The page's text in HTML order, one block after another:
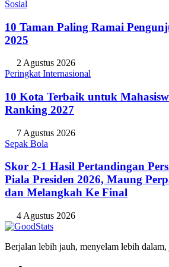
Sosial
10 Taman Paling Ramai
2025
2 Agustus 2026
Peringkat Internasional
10 Kota Terbaik untuk
Ranking 2027
7 Agustus 2026
Sepak Bola
Skor 2-1 Hasil Pertandingan
Piala Presiden 2026, Maung
dan Melangkah Ke Final
4 Agustus 2026
Berjalan lebih jauh, menyelam lebih dalam,